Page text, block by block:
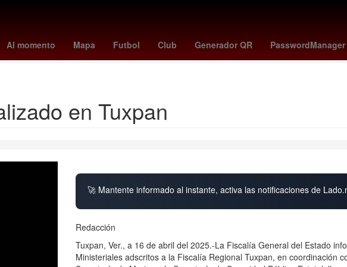
Al momento Mapa Futbol Club Generador QR PasswordManager
el mundial 2026 toluca vs santos Germán Berterame Rogelio Funes Mori
meghan duquesa de sussex
en Tuxpan
🚀 Mantente informado al instante, activa las notificaciones de
Redacción
Tuxpan, Ver., a 16 de abril del 2025.-La Fiscalía General del Estado
Ministeriales adscritos a la Fiscalía Regional Tuxpan, en coordinación